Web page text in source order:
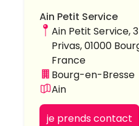
Ain Petit Service
Ain Petit Service,
Privas, 01000
France
Bourg-en-Bresse
Ain
je prends contact